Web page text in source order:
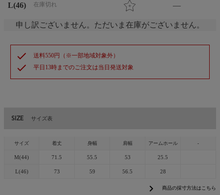
L(46)
在庫切れ —
申し訳ございません。ただいま在庫がございません。
check 送料550円（※一部地域対象外）
check 平日13時までのご注文は当日発送対象
SIZE サイズ表
サイズ 着丈 身幅 肩幅 アームホール -
M(44) 71.5 55.5 53 25.5
L(46) 73 59 56.5 28
chevron_right 商品の採寸方法はこちら